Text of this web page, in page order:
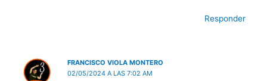
Responder
FRANCISCO VIOLA MONTERO
02/05/2024 A LAS 7:02 AM